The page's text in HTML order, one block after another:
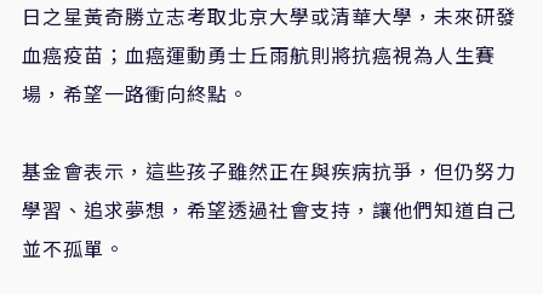
日之星黃奇勝立志考取北京大學或清華大學，未來研發
血癌疫苗；血癌運動勇士丘雨航則將抗癌視為人生賽
場，希望一路衝向終點。
基金會表示，這些孩子雖然正在與疾病抗爭，但仍努力
學習、追求夢想，希望透過社會支持，讓他們知道自己
並不孤單。